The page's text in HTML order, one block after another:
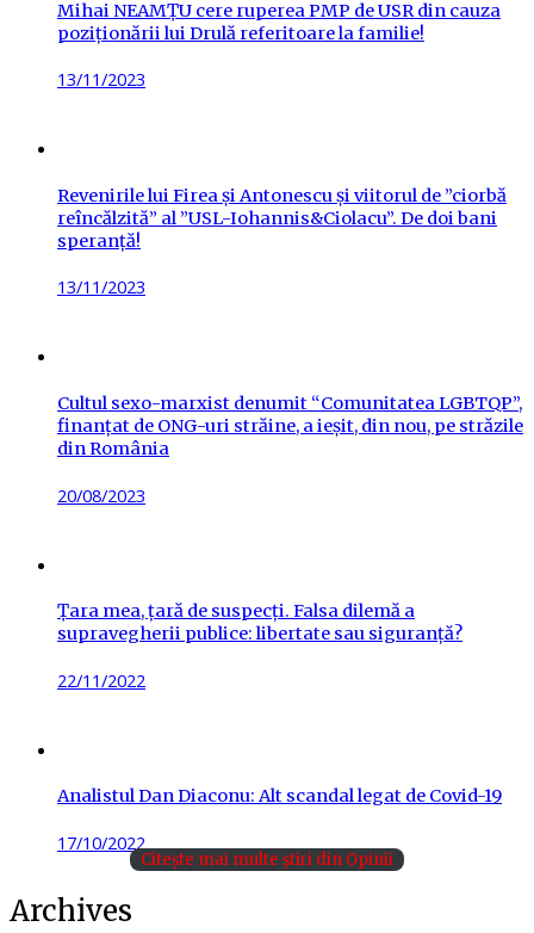
Mihai NEAMȚU cere ruperea PMP de USR din cauza
poziționării lui Drulă referitoare la familie!
Posted
13/11/2023
Revenirile lui Firea și Antonescu și viitorul de ”ciorbă
reîncălzită” al ”USL-Iohannis&Ciolacu”. De doi bani
speranță!
Posted
13/11/2023
Cultul sexo-marxist denumit “Comunitatea LGBTQP”,
finanțat de ONG-uri străine, a ieșit, din nou, pe străzile
din România
Posted
20/08/2023
Țara mea, țară de suspecți. Falsa dilemă a
supravegherii publice: libertate sau siguranță?
Posted
22/11/2022
Analistul Dan Diaconu: Alt scandal legat de Covid-19
Posted
17/10/2022
Citește mai multe știri din Opinii
Archives